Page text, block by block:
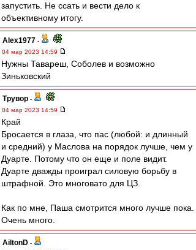
запустить. Не ссать и вести дело к
объективному итогу.
Alex1977 -
04 мар 2023 14:59
Нужны Тавареш, Соболев и возможно
Зиньковский
Трувор -
04 мар 2023 14:59
Край
Бросается в глаза, что пас (любой: и длинный
и средний) у Маслова на порядок лучше, чем у
Дуарте. Потому что он еще и поле видит.
Дуарте дважды проиграл силовую борьбу в
штрафной. Это многовато для ЦЗ.
Как по мне, Паша смотрится много лучше пока.
Очень много.
AiltonD -